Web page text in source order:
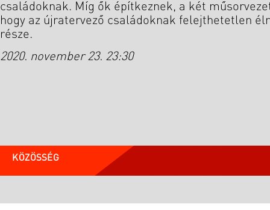
családoknak. Míg ők építkeznek, a két
hogy az újratervező családoknak felejthetetlen
része.
2020. november 23. 23:30
KÖZÖSSÉG